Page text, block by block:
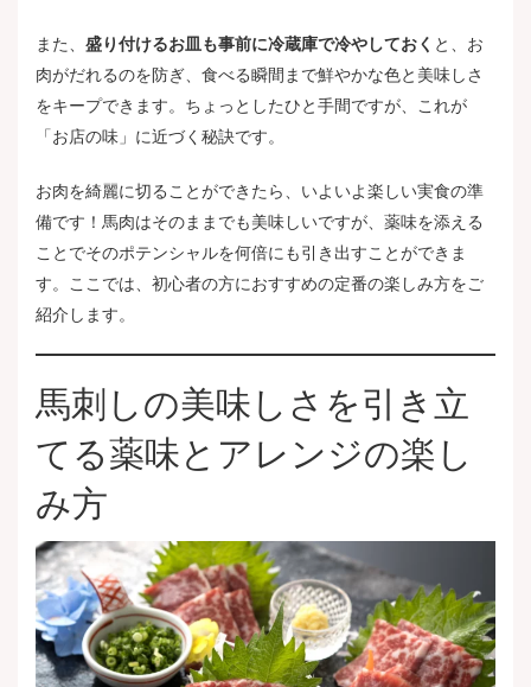
また、 盛り付けるお皿も事前に冷蔵庫で冷やしておく と、お
肉がだれるのを防ぎ、食べる瞬間まで鮮やかな色と美味しさ
をキープできます。ちょっとしたひと手間ですが、これが
「お店の味」に近づく秘訣です。
お肉を綺麗に切ることができたら、いよいよ楽しい実食の準
備です！馬肉はそのままでも美味しいですが、薬味を添える
ことでそのポテンシャルを何倍にも引き出すことができま
す。ここでは、初心者の方におすすめの定番の楽しみ方をご
紹介します。
馬刺しの美味しさを引き立
てる薬味とアレンジの楽し
み方